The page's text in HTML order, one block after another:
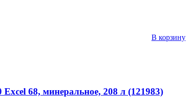
В корзину
68, минеральное, 208 л (121983)